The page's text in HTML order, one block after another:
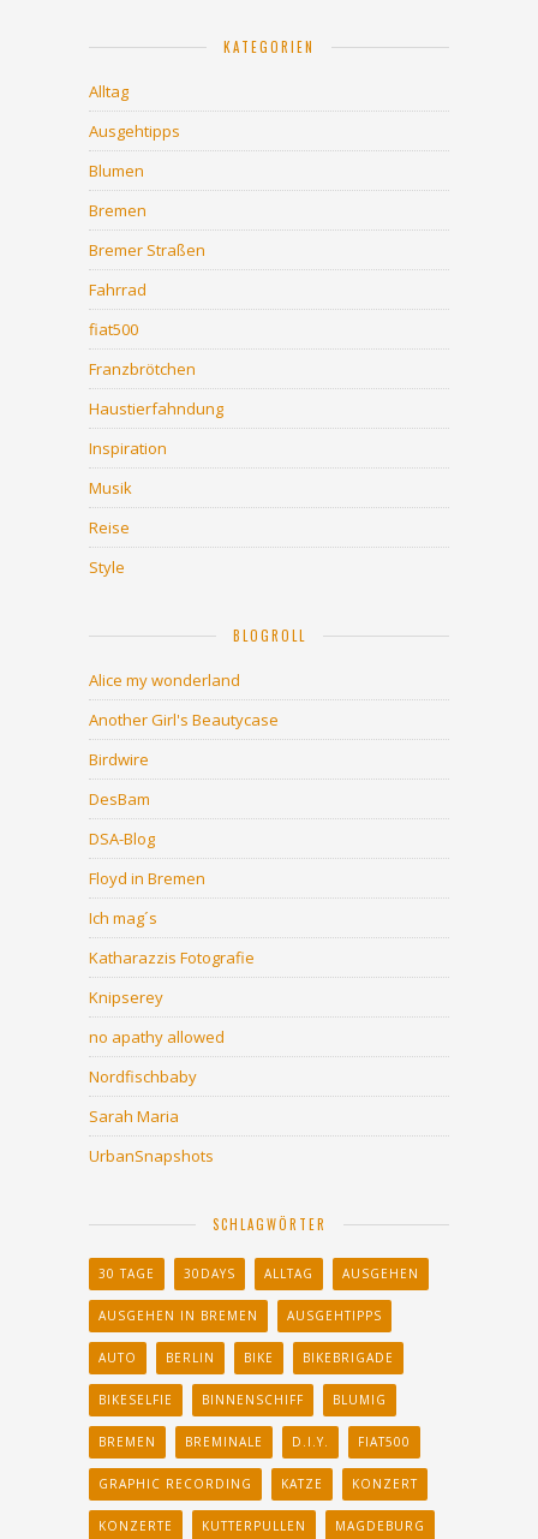
KATEGORIEN
Alltag
Ausgehtipps
Blumen
Bremen
Bremer Straßen
Fahrrad
fiat500
Franzbrötchen
Haustierfahndung
Inspiration
Musik
Reise
Style
BLOGROLL
Alice my wonderland
Another Girl's Beautycase
Birdwire
DesBam
DSA-Blog
Floyd in Bremen
Ich mag´s
Katharazzis Fotografie
Knipserey
no apathy allowed
Nordfischbaby
Sarah Maria
UrbanSnapshots
SCHLAGWÖRTER
30 TAGE 30DAYS ALLTAG AUSGEHEN
AUSGEHEN IN BREMEN AUSGEHTIPPS
AUTO BERLIN BIKE BIKEBRIGADE
BIKESELFIE BINNENSCHIFF BLUMIG
BREMEN BREMINALE D.I.Y. FIAT500
GRAPHIC RECORDING KATZE KONZERT
KONZERTE KUTTERPULLEN MAGDEBURG